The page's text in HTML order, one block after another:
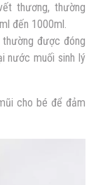
thương, thường
đến 1000ml.
thường được đóng
nước muối sinh lý
cho bé để đảm